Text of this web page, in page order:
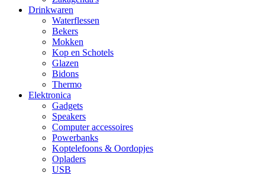
Drinkwaren
Waterflessen
Bekers
Mokken
Kop en Schotels
Glazen
Bidons
Thermo
Elektronica
Gadgets
Speakers
Computer accessoires
Powerbanks
Koptelefoons & Oordopjes
Opladers
USB